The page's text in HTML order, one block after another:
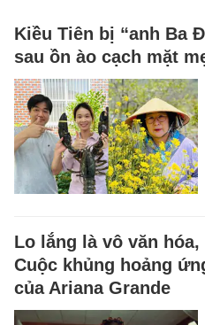
Kiều Tiên bị “anh Ba
sau ồn ào cạch mặt
Lo lắng là vô văn
Cuộc khủng hoảng
của Ariana Grande